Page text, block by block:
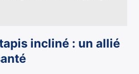
incliné : un allié